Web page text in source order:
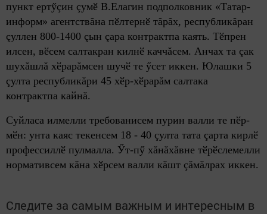
пункт ертӳçин çумӗ В.Елагин подполковник «Татар-
информ» агентствăна пӗлтернӗ тăрăх, республикăран
çуллен 800-1400 çын çара контрактпа каять. Тӗпрен
илсен, вӗсем салтакран килнӗ каччăсем. Анчах та çак
шухăшлă хӗрарăмсен шучӗ те ӳсет иккен. Юлашки 5
çулта республикăри 45 хӗр-хӗрарăм салтака
контрактпа кайнă.
Суйласа илмелли требованисем пурин валли те пӗр-
мӗн: унта каяс текенсем 18 - 40 çулта тата çарта кирлӗ
профессиллӗ пулмалла. Ӳт-пӳ хăнăхăвне тӗрӗслемелли
нормативсем кăна хӗрсем валли кăшт çăмăлрах иккен.
Следите за самым важным и интересным в